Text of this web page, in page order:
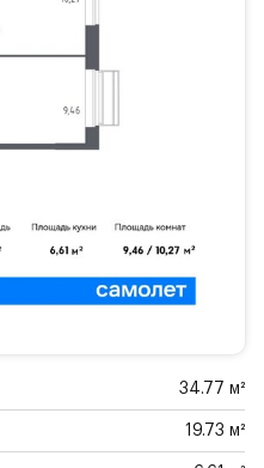
34.77 м²
19.73 м²